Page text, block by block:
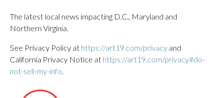
The latest local news impacting D.C., Maryland and
Northern Virginia.
See Privacy Policy at https://art19.com/privacy and
California Privacy Notice at https://art19.com/privacy#do-
not-sell-my-info.